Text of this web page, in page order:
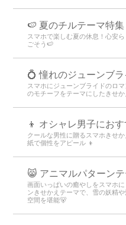
🍉 夏のチルテーマ特集
スマホで楽しむ夏の休息！心安
ごそう🍉
💍 憧れのジューンブ
スマホにジューンブライドのロ
のモチーフをテーマにしたきせ
👦 オシャレ男子にお
クールな男性に贈るスマホきせ
紙で個性をアピール 👦
😸 アニマルパターン
画面いっぱいの癒やしをスマホ
ンきせかえテーマで、雪の妖精
空間を堪能🐻